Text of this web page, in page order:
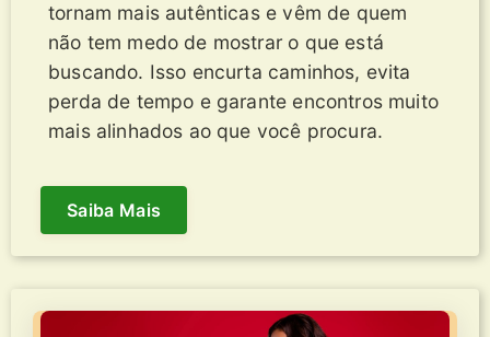
tornam mais autênticas e vêm de quem
não tem medo de mostrar o que está
buscando. Isso encurta caminhos, evita
perda de tempo e garante encontros muito
mais alinhados ao que você procura.
Saiba Mais